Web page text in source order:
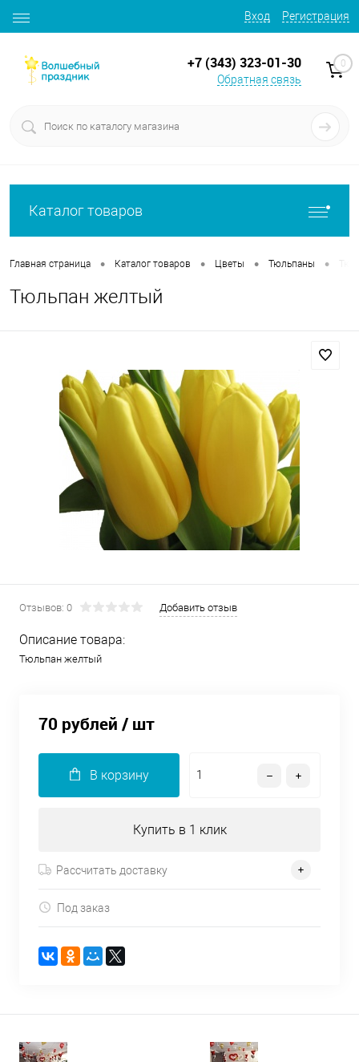
Вход Регистрация
+7 (343) 323-01-30
Обратная связь
0
Каталог товаров
Главная страница • Каталог товаров • Цветы • Тюльпаны •
Тюльпан желтый
Отзывов: 0 Добавить отзыв
Описание товара:
Тюльпан желтый
70 рублей / шт
В корзину
Купить в 1 клик
Рассчитать доставку
Под заказ